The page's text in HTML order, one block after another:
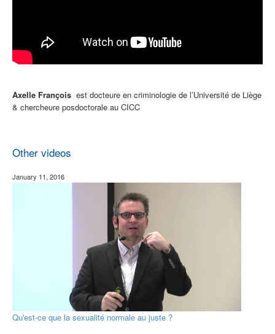
Axelle François est docteure en criminologie de l’Université de Liège
& chercheure posdoctorale au CICC
Other videos
January 11, 2016
Qu'est-ce que la sexualité normale au juste ?